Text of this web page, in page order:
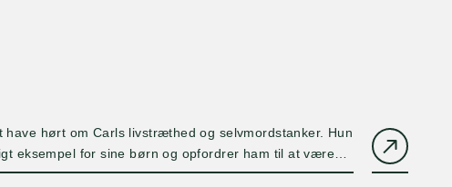
have hørt om Carls livstræthed og selvmordstanker. Hun
eksempel for sine børn og opfordrer ham til at være
for Vagn.